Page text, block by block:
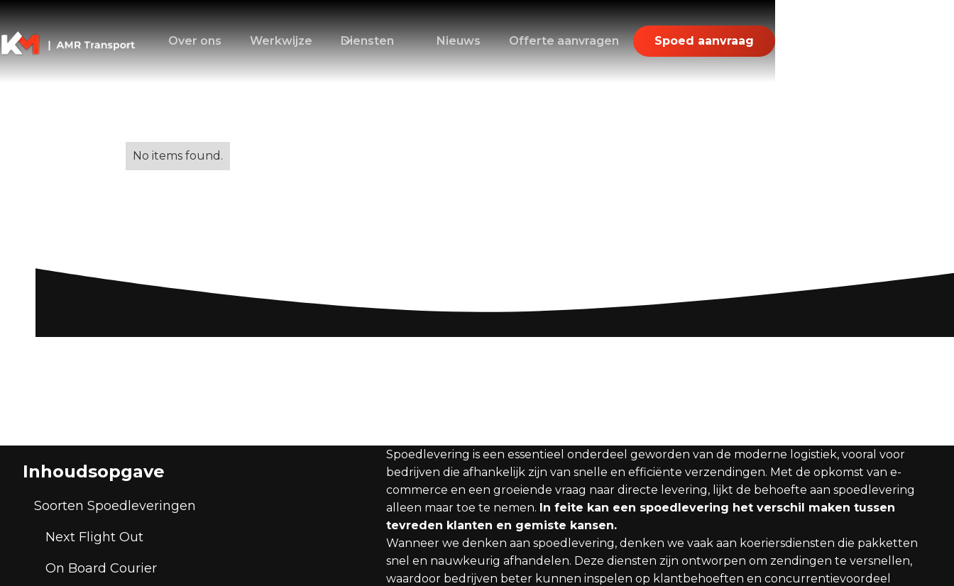
Over ons Werkwijze Diensten Nieuws Offerte aanvragen Spoed aanvraag
No items found.
Inhoudsopgave
Soorten Spoedleveringen
Next Flight Out
On Board Courier
Spoedlevering is een essentieel onderdeel geworden van de moderne logistiek, vooral voor
bedrijven die afhankelijk zijn van snelle en efficiënte verzendingen. Met de opkomst van e-
commerce en een groeiende vraag naar directe levering, lijkt de behoefte aan spoedlevering
alleen maar toe te nemen. In feite kan een spoedlevering het verschil maken tussen
tevreden klanten en gemiste kansen.
Wanneer we denken aan spoedlevering, denken we vaak aan koeriersdiensten die pakketten
snel en nauwkeurig afhandelen. Deze diensten zijn ontworpen om zendingen te versnellen,
waardoor bedrijven beter kunnen inspelen op klantbehoeften en concurrentievoordeel